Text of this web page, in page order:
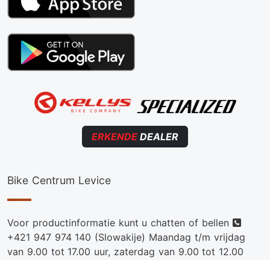
ERKENDEDEALER
Bike Centrum Levice
Voor productinformatie kunt u chatten of bellen
+421 947 974 140 (Slowakije) Maandag t/m vrijdag
van 9.00 tot 17.00 uur, zaterdag van 9.00 tot 12.00